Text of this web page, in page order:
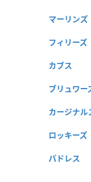
マーリンズ
フィリーズ
カブス
ブリュワー
カージナル
ロッキーズ
パドレス